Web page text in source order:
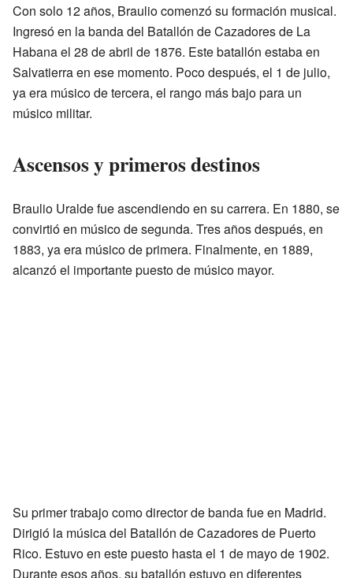
Con solo 12 años, Braulio comenzó su formación musical.
Ingresó en la banda del Batallón de Cazadores de La
Habana el 28 de abril de 1876. Este batallón estaba en
Salvatierra en ese momento. Poco después, el 1 de julio,
ya era músico de tercera, el rango más bajo para un
músico militar.
Ascensos y primeros destinos
Braulio Uralde fue ascendiendo en su carrera. En 1880, se
convirtió en músico de segunda. Tres años después, en
1883, ya era músico de primera. Finalmente, en 1889,
alcanzó el importante puesto de músico mayor.
Su primer trabajo como director de banda fue en Madrid.
Dirigió la música del Batallón de Cazadores de Puerto
Rico. Estuvo en este puesto hasta el 1 de mayo de 1902.
Durante esos años, su batallón estuvo en diferentes